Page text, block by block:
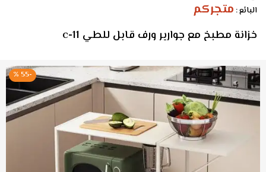
البائع : متجركم
خزانة مطبخ مع جوارير ورف قابل للطي c-11
-55 %